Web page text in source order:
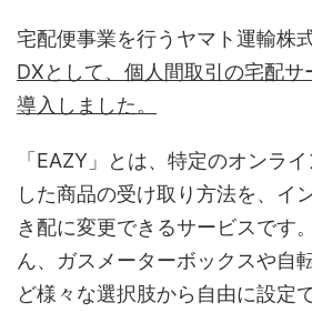
宅配便事業を行うヤマト運輸株
DXとして、個人間取引の宅配サ
導入しました。
「EAZY」とは、特定のオンラ
した商品の受け取り方法を、イ
き配に変更できるサービスです
ん、ガスメーターボックスや自
ど様々な選択肢から自由に設定